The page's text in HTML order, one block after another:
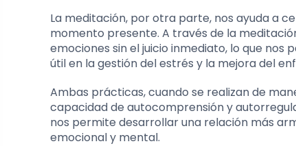
La meditación, por otra parte, nos ayuda a
momento presente. A través de la
emociones sin el juicio inmediato, lo que
útil en la gestión del estrés y la mejora del
Ambas prácticas, cuando se realizan de
capacidad de autocomprensión y
nos permite desarrollar una relación más
emocional y mental.